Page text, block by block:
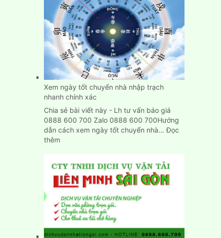
Nhà,
Dọn
Trọ
Trọn
Gói
Giá
Rẻ
Tại
Bình
Dương
Xem ngày tốt chuyển nhà nhập trạch
nhanh chính xác
Chia sẻ bài viết này - Lh tư vấn báo giá
0888 600 700 Zalo 0888 600 700Hướng
dẫn cách xem ngày tốt chuyển nhà…Đọc
thêm:
tốt
chuyển
nhà
nhập
trạch
nhanh
chính